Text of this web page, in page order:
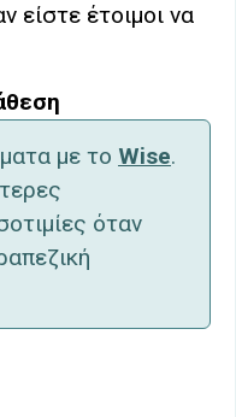
είστε έτοιμοι να
με το Wise.
όταν